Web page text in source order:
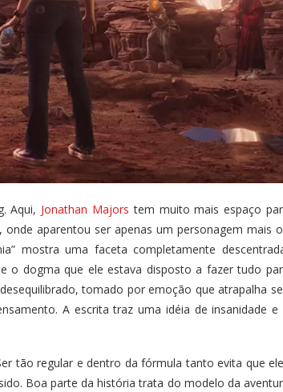
Aqui, Jonathan Majors tem muito mais espaço
aparentou ser apenas um personagem mais
mostra uma faceta completamente
o dogma que ele estava disposto a fazer tudo
tomado por emoção que atrapalha
A escrita traz uma idéia de insanidade e
tão regular e dentro da fórmula tanto evita que
Boa parte da história trata do modelo da